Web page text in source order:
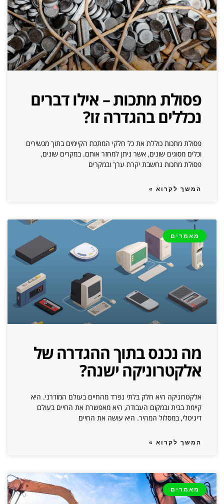
פסולת מתכות – אילו דברים
נכללים בהגדרה זו?
פסולת מתכות כוללת את כל חלקי המתכת הקיימים בתוך מכשירים
וכלים מסוגים שונים, אשר ניתן למחזר אותם. במקרים שונים,
פסולת מתכות נחשבת יקרת ערך ובמקרים
המשך לקרוא »
מאמרים
מה נכנס בתוך ההגדרה של
אלקטרוניקה ישנה?
אלקטרוניקה היא חלק בלתי נפרד מהחיים בעולם המודרני. היא
קיימת בבית ובמקום העבודה, היא מאפשרת את החיים בעולם
דיגיטלי, במסלול המהיר. היא עושה את החיים
המשך לקרוא »
מאמרים